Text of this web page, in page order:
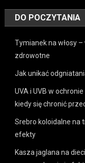
DO POCZYTANIA
Tymianek na włosy
zdrowotne
Jak unikać
UVA i UVB w
kiedy się chronić
Srebro koloidalne na
efekty
Kasza jaglana na